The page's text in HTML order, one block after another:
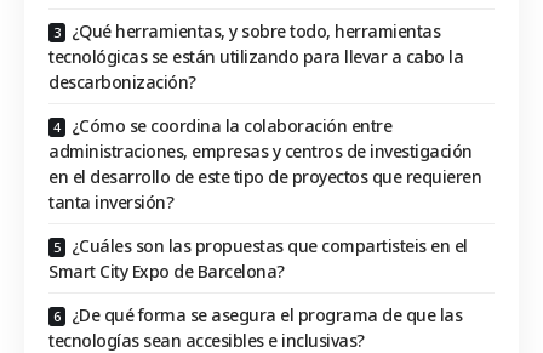
¿Qué herramientas, y sobre todo, herramientas
tecnológicas se están utilizando para llevar a cabo la
descarbonización?
¿Cómo se coordina la colaboración entre
administraciones, empresas y centros de investigación
en el desarrollo de este tipo de proyectos que requieren
tanta inversión?
¿Cuáles son las propuestas que compartisteis en el
Smart City Expo de Barcelona?
¿De qué forma se asegura el programa de que las
tecnologías sean accesibles e inclusivas?